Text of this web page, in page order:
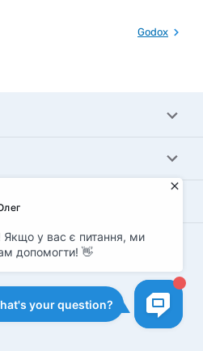
Godox